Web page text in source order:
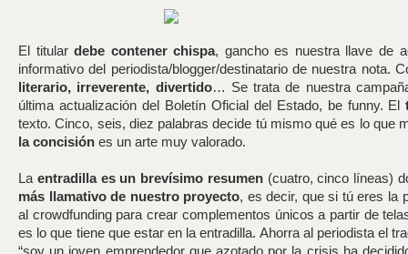
El titulardebe contener chispa, gancho es nuestra llave de
informativo del periodista/blogger/destinatario de nuestra nota.
literario, irreverente, divertido… Se trata de nuestra
última actualización del Boletín Oficial del Estado, be funny. El
texto. Cinco, seis, diez palabras decide tú mismo qué es lo que
la concisión es un arte muy valorado.
La entradilla es un brevísimo resumen(cuatro, cinco líneas)
más llamativo de nuestro proyecto, es decir, que si tú eres la
al crowdfunding para crear complementos únicos a partir de
es lo que tiene que estar en la entradilla. Ahorra al periodista el
“soy un joven emprendedor que azotado por la crisis ha